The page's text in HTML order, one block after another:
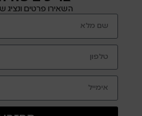
השאירו פרטים ונציג